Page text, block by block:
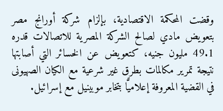
وقضت المحكمة الاقتصادية، بإلزام شركة أورانج مصر
بتعويض مادي لصالح الشركة المصرية للاتصالات قدره
49.1 مليون جنيه، كتعويض عن الخسائر التي أصابتها
نتيجة تمرير مكالمات بطرق غير شرعية مع الكيان الصهيونى
في القضية المعروفة إعلاميًّا بتخابر موبينيل مع إسرائيل.